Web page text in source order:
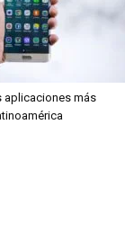
aplicaciones más